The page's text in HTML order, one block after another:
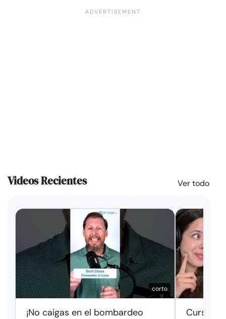
Videos Recientes Ver todo
corto
¡No caigas en el bombardeo
Cursos